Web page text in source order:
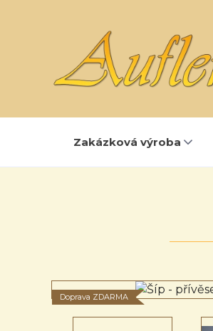
Zakázková výroba
Doprava ZDARMA